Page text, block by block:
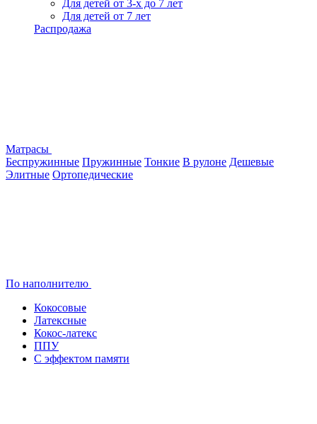
Для детей от 3-х до 7 лет
Для детей от 7 лет
Распродажа
Матрасы
Беспружинные Пружинные Тонкие В рулоне Дешевые
Элитные Ортопедические
По наполнителю
Кокосовые
Латексные
Кокос-латекс
ППУ
С эффектом памяти